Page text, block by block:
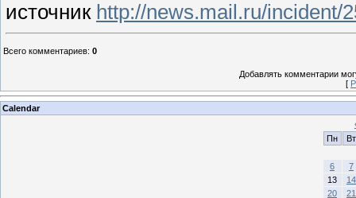
источник http://news.mail.ru/incident/
Всего комментариев: 0
Добавлять комментарии
[
Calendar
Пн
Вт
6
7
13
14
20
21